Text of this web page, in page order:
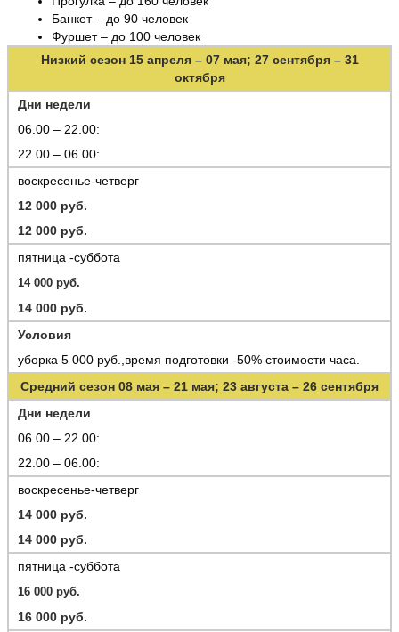
Банкет – до 90 человек
Фуршет – до 100 человек
Низкий сезон 15 апреля – 07 мая; 27 сентября – 31
октября
Дни недели
06.00 – 22.00:
22.00 – 06.00:
воскресенье-четверг
12 000 руб.
12 000 руб.
пятница -суббота
14 000 руб.
14 000 руб.
Условия
уборка 5 000 руб.,время подготовки -50% стоимости часа.
Средний сезон 08 мая – 21 мая; 23 августа – 26 сентября
Дни недели
06.00 – 22.00:
22.00 – 06.00:
воскресенье-четверг
14 000 руб.
14 000 руб.
пятница -суббота
16 000 руб.
16 000 руб.